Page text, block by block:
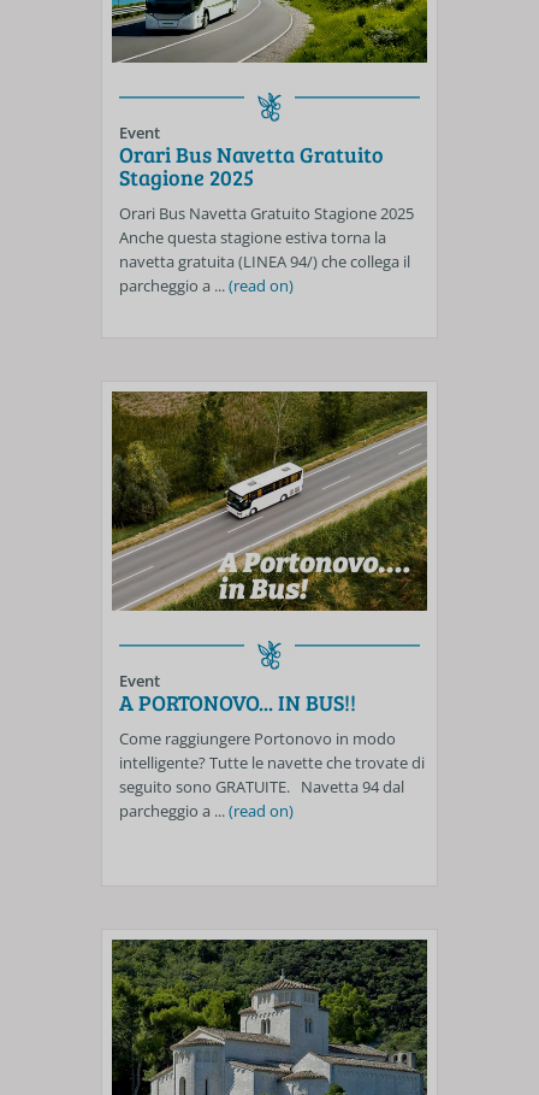
Event
Orari Bus Navetta Gratuito
Stagione 2025
Orari Bus Navetta Gratuito Stagione 2025
Anche questa stagione estiva torna la
navetta gratuita (LINEA 94/) che collega il
parcheggio a ...(read on)
Event
A PORTONOVO... IN BUS!!
Come raggiungere Portonovo in modo
intelligente? Tutte le navette che trovate di
seguito sono GRATUITE. Navetta 94 dal
parcheggio a ...(read on)